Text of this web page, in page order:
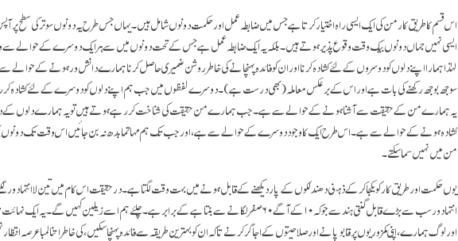
اس قسم کا طریق کار من کی ایک ایسی راہ اختیار کرتا ہے جس میں ضابطہ عمل اور حکمت دونوں شامل ہیں۔ یہاں جس طرح یہ دونوں سوتر کی سطح پر
ایسی نہیں جہاں دونوں بیک وقت وقوع پذیر ہوتے ہیں۔ بلکہ یہ ایک ضابطہ عمل ہے جس کے تحت دونوں میں سے ہر ایک دوسرے کے حوالے
لہٰذا ہمارا اپنے دلوں کو دوسروں کے لئے کشادہ کرنا اور ان کو فائدہ پہنچانے کی خاطر روشن ضمیری حاصل کرنا ہمارے دانش ور ہونے کے حوالے
سوجھ بوجھ رکھنے کی بات ہے اور اس کے بر عکس معاملہ ( بھی درست ہے ) ۔ دوسرے لفظوں میں جب ہم اپنے دلوں کو دوسرے کے لئے کشادہ
یہ ہمارے من کے حقیقت سے آشنا ہونے کے حوالے سے ہے۔ جب ہمارے من حقیقت کی شناخت کر رہے ہوتے ہیں تو یہ ہمارے دلوں
کشادہ ہونے کے حوالے سے ہے۔ اس طرح ایک کا وجود دوسرے کے حوالے سے ہے، اور جب تک ہم مہاتما بدھ نہ بن جائیں اس وقت تک
من میں نہیں سما سکتے۔
یوں حکمت اور طریق کار کو یکجا کر کے ذہنی دھندلکوں کے پار دیکھنے کے قابل ہونے میں بہت وقت لگتا ہے۔ در حقیقت اس کام میں تین لا انتہا دور
انتہا دور سب سے بڑے قابل گنتی ہندسے جو کہ ۱۰ کے آگے ۶۰ صفر لگانے سے بنتا ہے کے برابر ہے۔ چلئے ہم اسے زیلین کہیں گے۔
اور لوگ ہمارے، اپنی کمزوریوں پر قابو پانے اور صلاحیتوں کے اجاگر کرنے تا کہ ان کو بہترین طریقہ سے فائدہ پہنچا سکیں، کی خاطر اتنا لمبا عرصہ انتظار